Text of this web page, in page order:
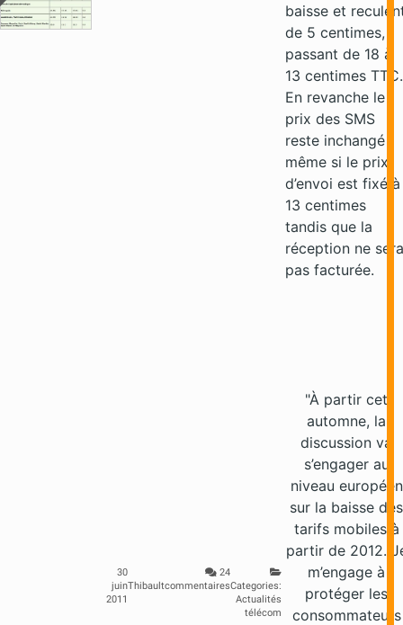
30
juin
2011
Thibault
24
commentairesCategories:
Actualités
télécom
baisse et
de 5 centimes,
passant de 18 à
13 centimes TTC.
En revanche le
prix des SMS
reste inchangé
même si le prix
d’envoi est fixé à
13 centimes
tandis que la
réception ne sera
pas facturée.
"À partir cet
automne, la
discussion va
s’engager au
niveau européen
sur la baisse des
tarifs mobiles à
partir de 2012.
m’engage à
protéger les
consommateurs